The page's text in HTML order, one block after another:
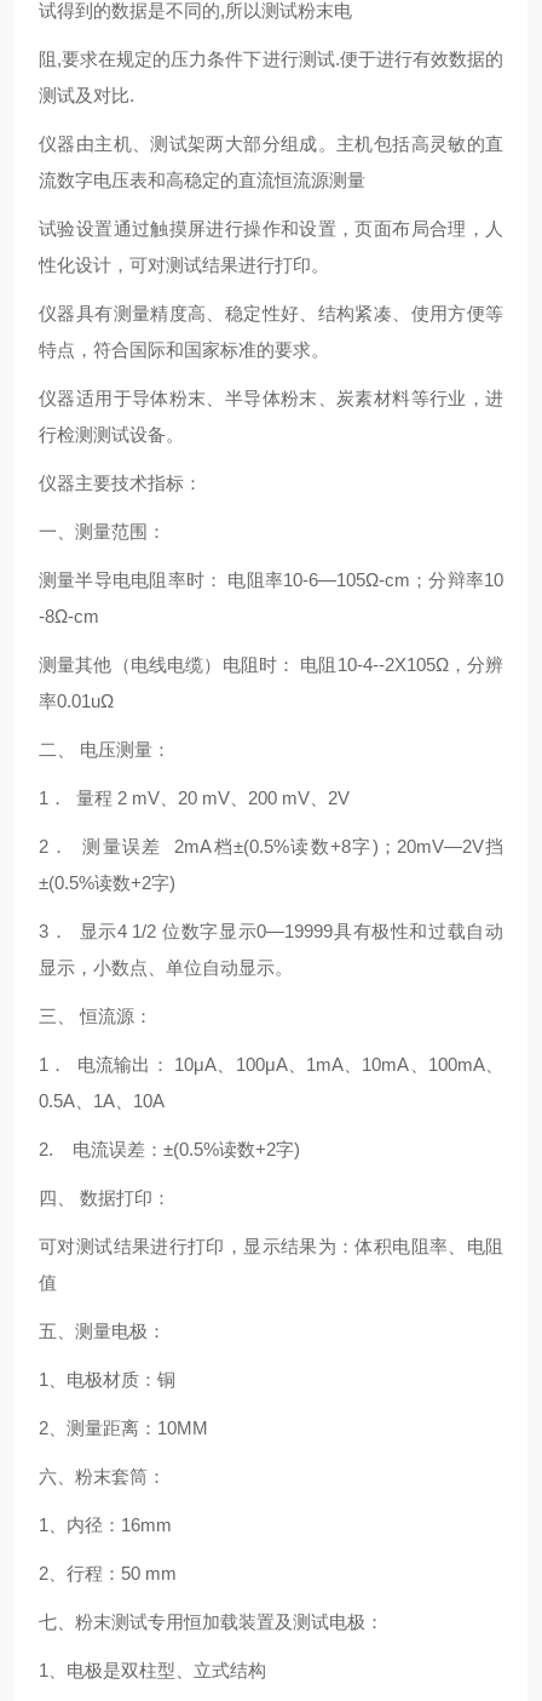
试得到的数据是不同的,所以测试粉末电
阻,要求在规定的压力条件下进行测试.便于进行有效数据的
测试及对比.
仪器由主机、测试架两大部分组成。主机包括高灵敏的直
流数字电压表和高稳定的直流恒流源测量
试验设置通过触摸屏进行操作和设置，页面布局合理，人
性化设计，可对测试结果进行打印。
仪器具有测量精度高、稳定性好、结构紧凑、使用方便等
特点，符合国际和国家标准的要求。
仪器适用于导体粉末、半导体粉末、炭素材料等行业，进
行检测测试设备。
仪器主要技术指标：
一、测量范围：
测量半导电电阻率时： 电阻率10-6—105Ω-cm；分辩率10
-8Ω-cm
测量其他（电线电缆）电阻时： 电阻10-4--2X105Ω，分辨
率0.01uΩ
二、 电压测量：
1． 量程 2 mV、20 mV、200 mV、2V
2． 测量误差 2mA档±(0.5%读数+8字)；20mV—2V挡
±(0.5%读数+2字)
3． 显示4 1/2 位数字显示0—19999具有极性和过载自动
显示，小数点、单位自动显示。
三、 恒流源：
1． 电流输出： 10μA、100μA、1mA、10mA、100mA、
0.5A、1A、10A
2. 电流误差：±(0.5%读数+2字)
四、 数据打印：
可对测试结果进行打印，显示结果为：体积电阻率、电阻
值
五、测量电极：
1、电极材质：铜
2、测量距离：10MM
六、粉末套筒：
1、内径：16mm
2、行程：50 mm
七、粉末测试专用恒加载装置及测试电极：
1、电极是双柱型、立式结构